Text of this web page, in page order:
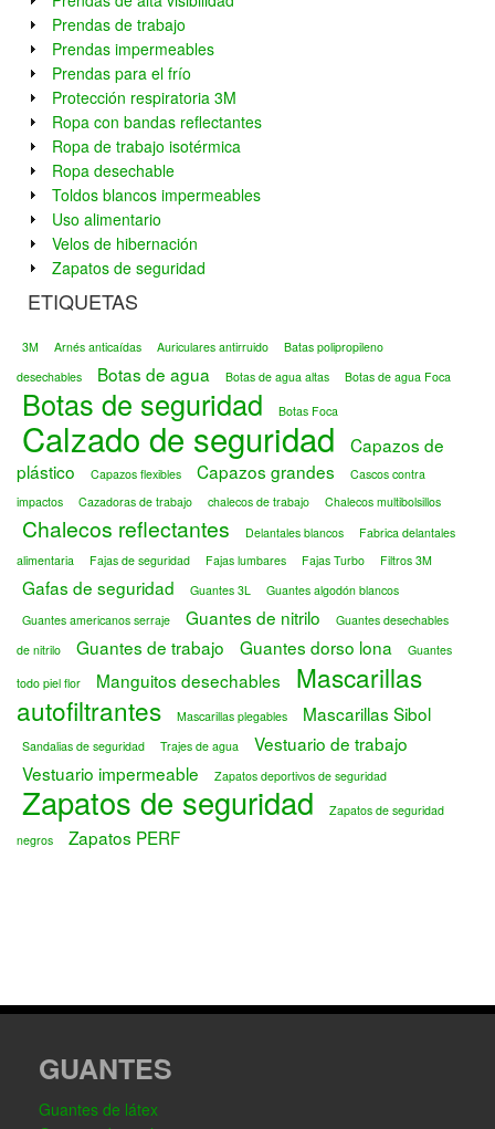
Prendas de trabajo
Prendas impermeables
Prendas para el frío
Protección respiratoria 3M
Ropa con bandas reflectantes
Ropa de trabajo isotérmica
Ropa desechable
Toldos blancos impermeables
Uso alimentario
Velos de hibernación
Zapatos de seguridad
ETIQUETAS
3M Arnés anticaídas Auriculares antirruido
Batas polipropileno
desechables
Botas de agua Botas de agua altas Botas de agua Foca
Botas de seguridad Botas Foca
Calzado de seguridad
Capazos de
plástico
Capazos flexibles Capazos grandes
Cascos contra
impactos
Cazadoras de trabajo chalecos de trabajo Chalecos multibolsillos
Chalecos reflectantes Delantales blancos
Fabrica delantales
alimentaria
Fajas de seguridad Fajas lumbares Fajas Turbo Filtros 3M
Gafas de seguridad Guantes 3L
Guantes algodón blancos
Guantes americanos serraje
Guantes de nitrilo
Guantes desechables
de nitrilo
Guantes de trabajo Guantes dorso lona
Guantes
todo piel flor
Manguitos desechables
Mascarillas
autofiltrantes
Mascarillas plegables Mascarillas Sibol
Sandalias de seguridad Trajes de agua
Vestuario de trabajo
Vestuario impermeable
Zapatos deportivos de seguridad
Zapatos de seguridad
Zapatos de seguridad
negros
Zapatos PERF
GUANTES
Guantes de látex